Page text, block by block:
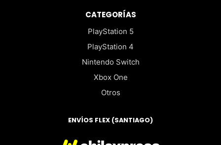
CATEGORÍAS
PlayStation 5
PlayStation 4
Nintendo Switch
Xbox One
Otros
ENVÍOS FLEX (SANTIAGO)